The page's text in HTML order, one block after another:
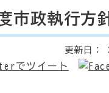
市政執行方
更新日：